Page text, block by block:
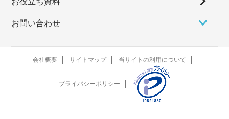
お問い合わせ
会社概要 サイトマップ 当サイトの利用について
プライバシーポリシー